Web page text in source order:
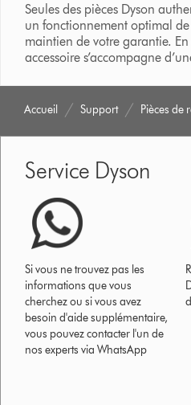
Seules des pièces Dyson
un fonctionnement optimal
maintien de votre garantie.
accessoire s’accompagne
Accueil Support Pièces de
Service Dyson
Si vous ne trouvez pas les
informations que vous
cherchez ou si vous avez
besoin d'aide supplémentaire,
vous pouvez contacter l'un de
nos experts via WhatsApp